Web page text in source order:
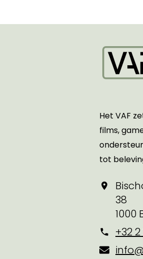
Het VAF
films,
tot
38
1000
+32